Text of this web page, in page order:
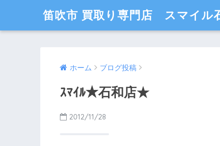
笛吹市 買取り専門店 スマイル
ホーム ブログ投稿
ｽﾏｲﾙ★石和店★
2012/11/28